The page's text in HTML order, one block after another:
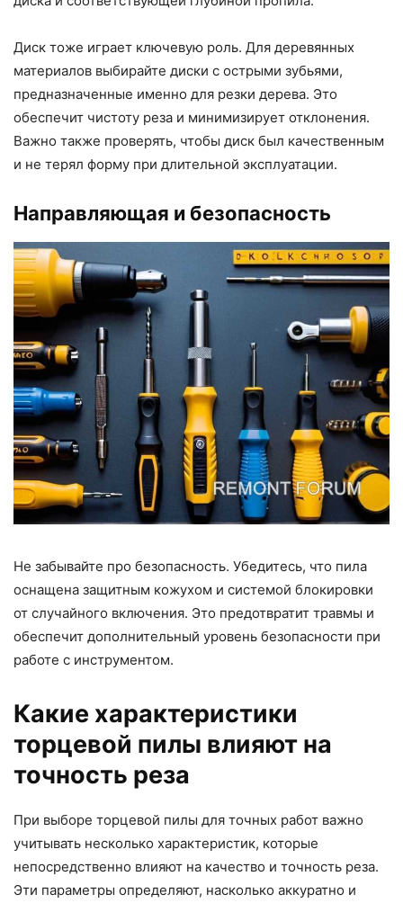
Диск тоже играет ключевую роль. Для деревянных
материалов выбирайте диски с острыми зубьями,
предназначенные именно для резки дерева. Это
обеспечит чистоту реза и минимизирует отклонения.
Важно также проверять, чтобы диск был качественным
и не терял форму при длительной эксплуатации.
Направляющая и безопасность
Не забывайте про безопасность. Убедитесь, что пила
оснащена защитным кожухом и системой блокировки
от случайного включения. Это предотвратит травмы и
обеспечит дополнительный уровень безопасности при
работе с инструментом.
Какие характеристики
торцевой пилы влияют на
точность реза
При выборе торцевой пилы для точных работ важно
учитывать несколько характеристик, которые
непосредственно влияют на качество и точность реза.
Эти параметры определяют, насколько аккуратно и